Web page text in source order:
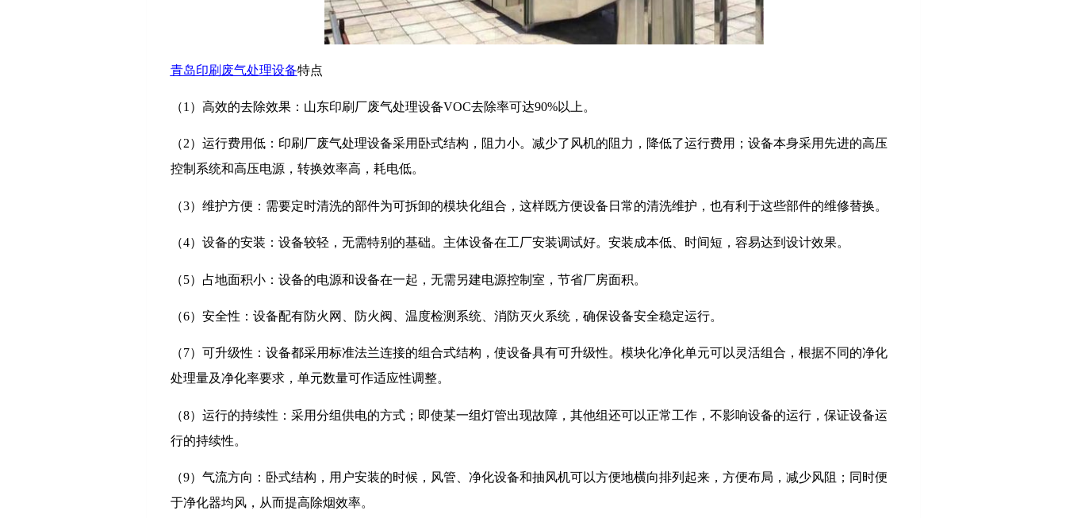
青岛印刷废气处理设备特点
（1）高效的去除效果：山东印刷厂废气处理设备VOC去除率可达90%以上。
（2）运行费用低：印刷厂废气处理设备采用卧式结构，阻力小。减少了风机的阻力，降低了运行费用；设备本身采用先进的高压
控制系统和高压电源，转换效率高，耗电低。
（3）维护方便：需要定时清洗的部件为可拆卸的模块化组合，这样既方便设备日常的清洗维护，也有利于这些部件的维修替换。
（4）设备的安装：设备较轻，无需特别的基础。主体设备在工厂安装调试好。安装成本低、时间短，容易达到设计效果。
（5）占地面积小：设备的电源和设备在一起，无需另建电源控制室，节省厂房面积。
（6）安全性：设备配有防火网、防火阀、温度检测系统、消防灭火系统，确保设备安全稳定运行。
（7）可升级性：设备都采用标准法兰连接的组合式结构，使设备具有可升级性。模块化净化单元可以灵活组合，根据不同的净化
处理量及净化率要求，单元数量可作适应性调整。
（8）运行的持续性：采用分组供电的方式；即使某一组灯管出现故障，其他组还可以正常工作，不影响设备的运行，保证设备运
行的持续性。
（9）气流方向：卧式结构，用户安装的时候，风管、净化设备和抽风机可以方便地横向排列起来，方便布局，减少风阻；同时便
于净化器均风，从而提高除烟效率。